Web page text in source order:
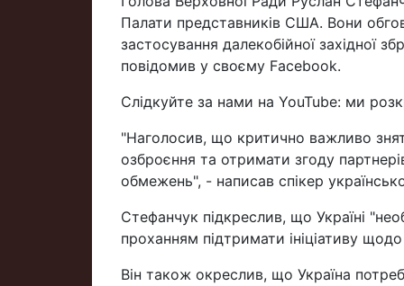
Палати представників США. Вони
застосування далекобійної західної
повідомив у своєму Facebook.
Слідкуйте за нами на YouTube: ми
"Наголосив, що критично важливо
озброєння та отримати згоду
обмежень", - написав спікер
Стефанчук підкреслив, що Україні
проханням підтримати ініціативу
Він також окреслив, що Україна